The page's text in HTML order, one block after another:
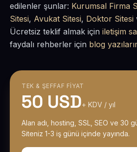
edilenler şunlar: Kurumsal Firma
Sitesi, Avukat Sitesi, Doktor Sitesi
Ücretsiz teklif almak için iletişim
faydalı rehberler için blog
TEK & ŞEFFAF FIYAT
50 USD+ KDV / yıl
Alan adı, hosting, SSL, SEO ve 30
Siteniz 1-3 iş günü içinde yayında.